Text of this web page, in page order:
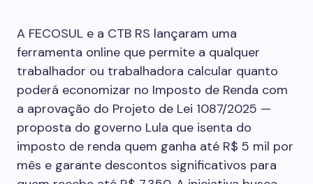
A FECOSUL e a CTB RS lançaram uma
ferramenta online que permite a qualquer
trabalhador ou trabalhadora calcular quanto
poderá economizar no Imposto de Renda com
a aprovação do Projeto de Lei 1087/2025 —
proposta do governo Lula que isenta do
imposto de renda quem ganha até R$ 5 mil por
mês e garante descontos significativos para